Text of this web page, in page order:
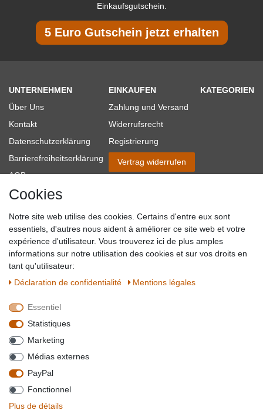
Einkaufsgutschein.
5 Euro Gutschein jetzt erhalten
UNTERNEHMEN
Über Uns
Kontakt
Datenschutzerklärung
Barrierefreiheitserklärung
AGB
Impressum
Blog
EINKAUFEN
Zahlung und Versand
Widerrufsrecht
Registrierung
Vertrag widerrufen
KATEGORIEN
SICHER EINKAUFEN
QUALITÄT
BESUCHEN SIE UNS AUF
WIR AKZEPTIEREN
*Alle Preise verstehen sich inkl. MwSt. zzgl. Versandkosten. **Gilt für Lieferungen
innerhalb deutschlands, Lieferzeiten für andere Länder entnehmen Sie bitte der
Cookies
Notre site web utilise des cookies. Certains d'entre eux sont
essentiels, d'autres nous aident à améliorer ce site web et votre
expérience d'utilisateur. Vous trouverez ici de plus amples
informations sur notre utilisation des cookies et sur vos droits en
tant qu'utilisateur:
Déclaration de confidentialité
Mentions légales
Essentiel
Statistiques
Marketing
Médias externes
PayPal
Fonctionnel
Plus de détails